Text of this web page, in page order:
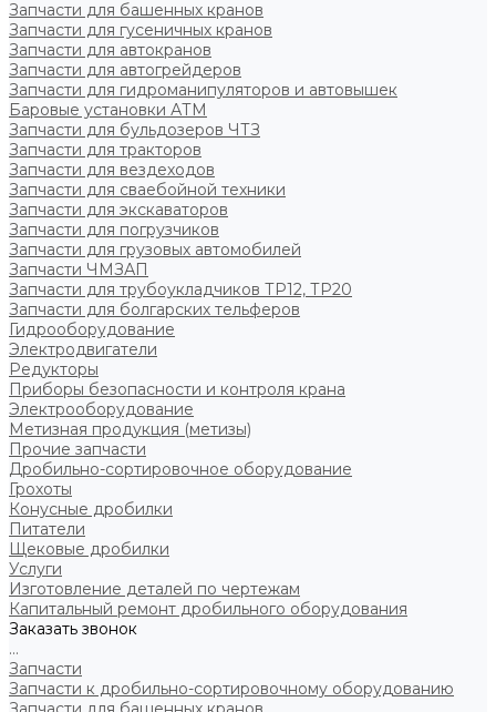
Запчасти для башенных кранов
Запчасти для гусеничных кранов
Запчасти для автокранов
Запчасти для автогрейдеров
Запчасти для гидроманипуляторов и автовышек
Баровые установки АТМ
Запчасти для бульдозеров ЧТЗ
Запчасти для тракторов
Запчасти для вездеходов
Запчасти для сваебойной техники
Запчасти для экскаваторов
Запчасти для погрузчиков
Запчасти для грузовых автомобилей
Запчасти ЧМЗАП
Запчасти для трубоукладчиков ТР12, ТР20
Запчасти для болгарских тельферов
Гидрооборудование
Электродвигатели
Редукторы
Приборы безопасности и контроля крана
Электрооборудование
Метизная продукция (метизы)
Прочие запчасти
Дробильно-сортировочное оборудование
Грохоты
Конусные дробилки
Питатели
Щековые дробилки
Услуги
Изготовление деталей по чертежам
Капитальный ремонт дробильного оборудования
Заказать звонок
...
Запчасти
Запчасти к дробильно-сортировочному оборудованию